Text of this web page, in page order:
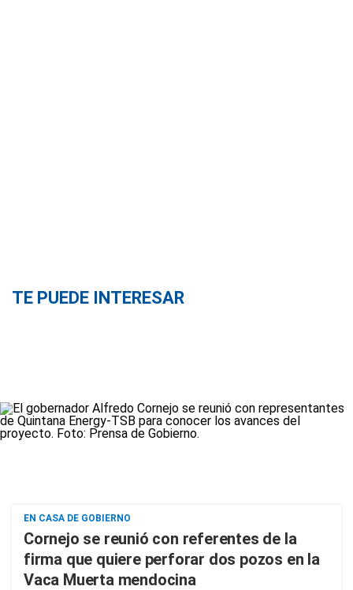
TE PUEDE INTERESAR
EN CASA DE GOBIERNO
Cornejo se reunió con referentes de la
firma que quiere perforar dos pozos en la
Vaca Muerta mendocina